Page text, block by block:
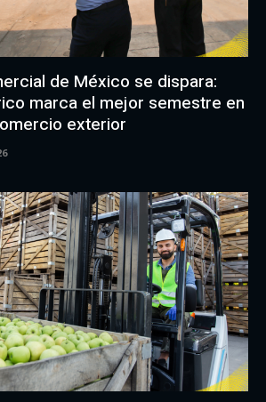
de México se dispara:
marca el mejor semestre en
exterior